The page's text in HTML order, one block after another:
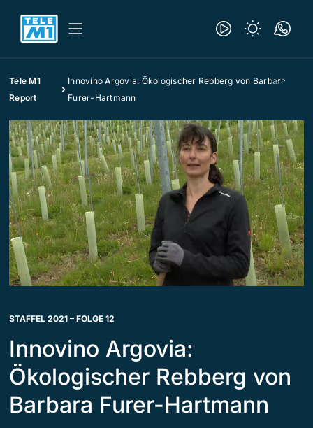
Tele M1
Report
Innovino Argovia: Ökologischer Rebberg von Barbara
Furer-Hartmann
STAFFEL 2021 – FOLGE 12
Innovino Argovia:
Ökologischer Rebberg von
Barbara Furer-Hartmann